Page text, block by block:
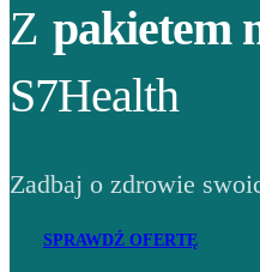
Z pakietem
S7Health
Zadbaj o zdrowie
SPRAWDŹ OFERTĘ